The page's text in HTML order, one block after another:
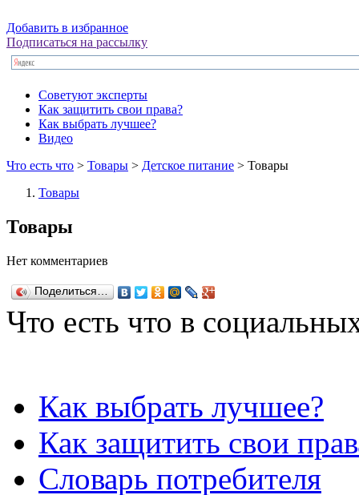
Добавить в избранное
Подписаться на рассылку
Советуют эксперты
Как защитить свои права?
Как выбрать лучшее?
Видео
Что есть что > Товары > Детское питание > Товары
Товары
Товары
Нет комментариев
Поделиться…
Что есть что в
Как выбрать лучшее?
Как защитить свои
Словарь потребителя